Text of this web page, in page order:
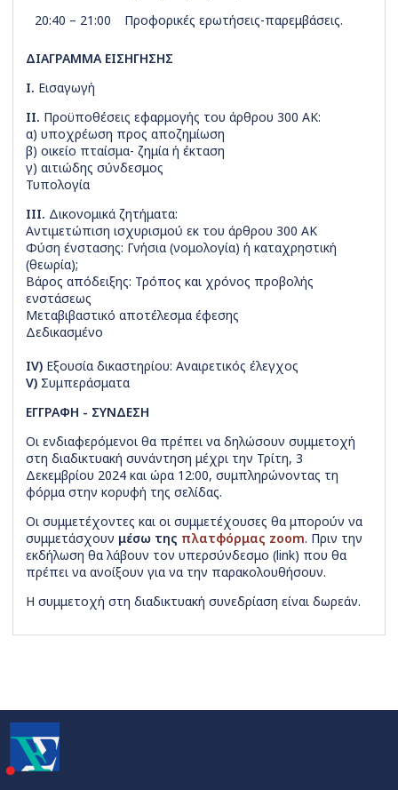
20:40 – 21:00
Προφορικές ερωτήσεις-παρεμβάσεις.
ΔΙΑΓΡΑΜΜΑ ΕΙΣΗΓΗΣΗΣ
Ι. Εισαγωγή
ΙΙ. Προϋποθέσεις εφαρμογής του άρθρου 300 ΑΚ:
α) υποχρέωση προς αποζημίωση
β) οικείο πταίσμα- ζημία ή έκταση
γ) αιτιώδης σύνδεσμος
Τυπολογία
ΙΙΙ. Δικονομικά ζητήματα:
Αντιμετώπιση ισχυρισμού εκ του άρθρου 300 ΑΚ
Φύση ένστασης: Γνήσια (νομολογία) ή καταχρηστική
(θεωρία);
Βάρος απόδειξης: Τρόπος και χρόνος προβολής
ενστάσεως
Μεταβιβαστικό αποτέλεσμα έφεσης
Δεδικασμένο
IV) Εξουσία δικαστηρίου: Αναιρετικός έλεγχος
V) Συμπεράσματα
ΕΓΓΡΑΦΗ - ΣΥΝΔΕΣΗ
Οι ενδιαφερόμενοι θα πρέπει να δηλώσουν συμμετοχή
στη διαδικτυακή συνάντηση μέχρι την Τρίτη, 3
Δεκεμβρίου 2024 και ώρα 12:00, συμπληρώνοντας τη
φόρμα στην κορυφή της σελίδας.
Οι συμμετέχοντες και οι συμμετέχουσες θα μπορούν να
συμμετάσχουν μέσω της πλατφόρμας zoom. Πριν την
εκδήλωση θα λάβουν τον υπερσύνδεσμο (link) που θα
πρέπει να ανοίξουν για να την παρακολουθήσουν.
Η συμμετοχή στη διαδικτυακή συνεδρίαση είναι δωρεάν.